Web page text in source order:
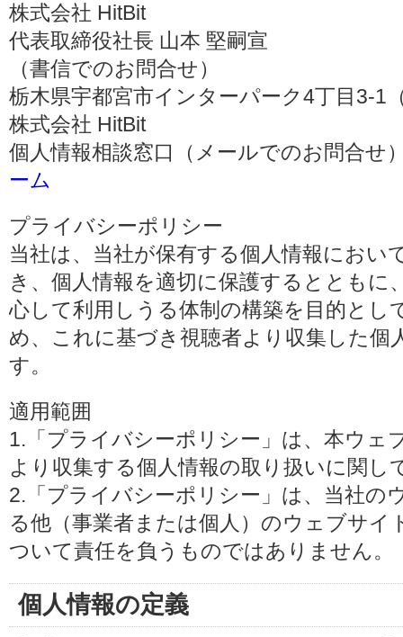
株式会社 HitBit
代表取締役社長 山本 堅嗣宣
（書信でのお問合せ）
栃木県宇都宮市インターパーク4丁目3-1
株式会社 HitBit
個人情報相談窓口（メールでのお問合せ
ーム
プライバシーポリシー
当社は、当社が保有する個人情報におい
き、個人情報を適切に保護するとともに
心して利用しうる体制の構築を目的とし
め、これに基づき視聴者より収集した個
す。
適用範囲
1.「プライバシーポリシー」は、本ウェ
より収集する個人情報の取り扱いに関し
2.「プライバシーポリシー」は、当社の
る他（事業者または個人）のウェブサイ
ついて責任を負うものではありません。
個人情報の定義